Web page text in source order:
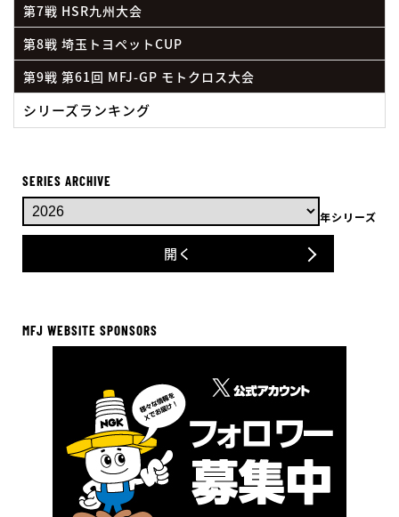
第7戦 HSR九州大会
第8戦 埼玉トヨペットCUP
第9戦 第61回 MFJ-GP モトクロス大会
シリーズランキング
SERIES ARCHIVE
年シリーズ
開く
MFJ WEBSITE SPONSORS